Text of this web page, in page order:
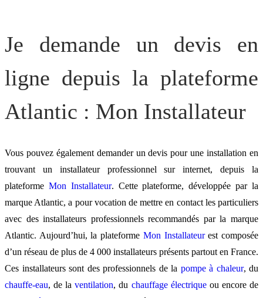
Je demande un devis en
ligne depuis la plateforme
Atlantic : Mon Installateur
Vous pouvez également demander un devis pour une installation en
trouvant un installateur professionnel sur internet, depuis la
plateforme Mon Installateur. Cette plateforme, développée par la
marque Atlantic, a pour vocation de mettre en contact les particuliers
avec des installateurs professionnels recommandés par la marque
Atlantic. Aujourd’hui, la plateforme Mon Installateurest composée
d’un réseau de plus de 4 000 installateurs présents partout en France.
Ces installateurs sont des professionnels de la pompe à chaleur, du
chauffe-eau, de laventilation, du chauffage électriqueou encore de